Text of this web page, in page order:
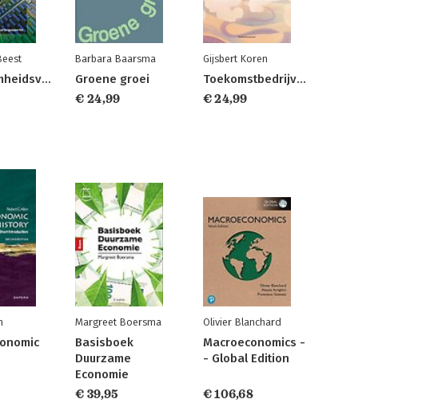
Duurzaamheidsverslaggeving
Barbara Baarsma
Groene groei
€ 24,99
Gijsbert Koren
Toekomstbedrijven
€ 24,99
Margreet Boersma
Basisboek
Duurzame
Economie
€ 39,95
Olivier Blanchard
Macroeconomics -
- Global Edition
€ 106,68